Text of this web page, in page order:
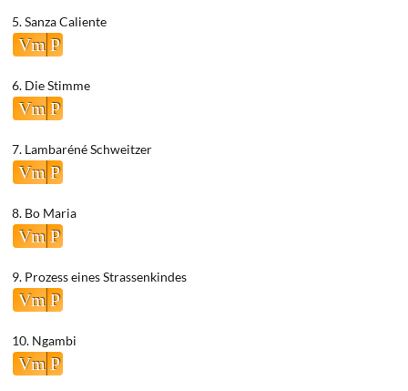
5. Sanza Caliente
Vm P
6. Die Stimme
Vm P
7. Lambaréné Schweitzer
Vm P
8. Bo Maria
Vm P
9. Prozess eines Strassenkindes
Vm P
10. Ngambi
Vm P